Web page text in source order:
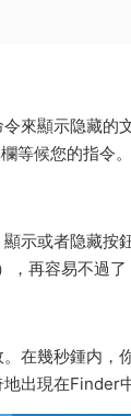
來顯示隐藏的
等候您的指令。
示或者隐藏按
再容易不過了
在幾秒鍾内，
出現在Finder